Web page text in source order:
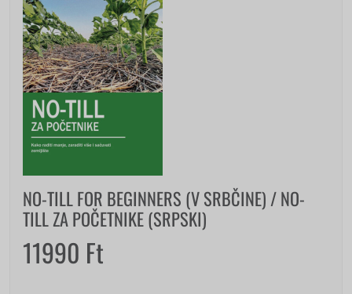
NO-TILL FOR BEGINNERS (V SRBČINE) / NO-
TILL ZA POČETNIKE (SRPSKI)
11990 Ft